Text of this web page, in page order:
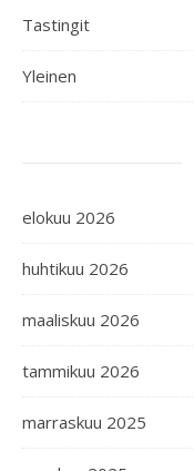
Tastingit
Yleinen
elokuu 2026
huhtikuu 2026
maaliskuu 2026
tammikuu 2026
marraskuu 2025